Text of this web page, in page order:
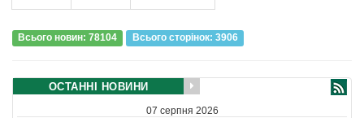
Всього новин: 78104 Всього сторiнок: 3906
ОСТАННІ НОВИНИ
07 серпня 2026